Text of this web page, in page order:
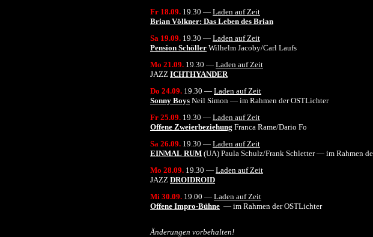
Fr 18.09. 19.30 — Laden auf Zeit
Brian Völkner: Das Leben des Brian
Sa 19.09. 19.30 — Laden auf Zeit
Pension Schöller Wilhelm Jacoby/Carl Laufs
Mo 21.09. 19.30 — Laden auf Zeit
JAZZ ICHTHYANDER
Do 24.09. 19.30 — Laden auf Zeit
Sonny Boys Neil Simon — im Rahmen der OSTLichter
Fr 25.09. 19.30 — Laden auf Zeit
Offene Zweierbeziehung Franca Rame/Dario Fo
Sa 26.09. 19.30 — Laden auf Zeit
EINMAL RUM (UA) Paula Schulz/Frank Schletter — im Rahmen
Mo 28.09. 19.30 — Laden auf Zeit
JAZZ DROIDROID
Mi 30.09. 19.00 — Laden auf Zeit
Offene Impro-Bühne — im Rahmen der OSTLichter
Änderungen vorbehalten!